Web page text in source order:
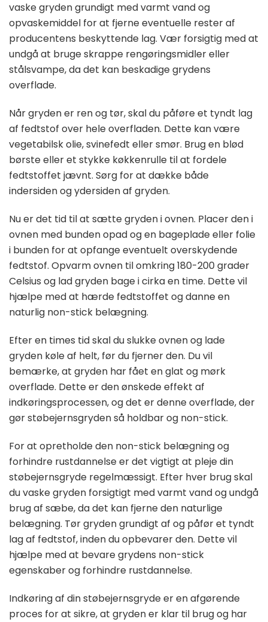
vaske gryden grundigt med varmt vand og
opvaskemiddel for at fjerne eventuelle rester af
producentens beskyttende lag. Vær forsigtig med at
undgå at bruge skrappe rengøringsmidler eller
stålsvampe, da det kan beskadige grydens
overflade.
Når gryden er ren og tør, skal du påføre et tyndt lag
af fedtstof over hele overfladen. Dette kan være
vegetabilsk olie, svinefedt eller smør. Brug en blød
børste eller et stykke køkkenrulle til at fordele
fedtstoffet jævnt. Sørg for at dække både
indersiden og ydersiden af gryden.
Nu er det tid til at sætte gryden i ovnen. Placer den i
ovnen med bunden opad og en bageplade eller folie
i bunden for at opfange eventuelt overskydende
fedtstof. Opvarm ovnen til omkring 180-200 grader
Celsius og lad gryden bage i cirka en time. Dette vil
hjælpe med at hærde fedtstoffet og danne en
naturlig non-stick belægning.
Efter en times tid skal du slukke ovnen og lade
gryden køle af helt, før du fjerner den. Du vil
bemærke, at gryden har fået en glat og mørk
overflade. Dette er den ønskede effekt af
indkøringsprocessen, og det er denne overflade, der
gør støbejernsgryden så holdbar og non-stick.
For at opretholde den non-stick belægning og
forhindre rustdannelse er det vigtigt at pleje din
støbejernsgryde regelmæssigt. Efter hver brug skal
du vaske gryden forsigtigt med varmt vand og undgå
brug af sæbe, da det kan fjerne den naturlige
belægning. Tør gryden grundigt af og påfør et tyndt
lag af fedtstof, inden du opbevarer den. Dette vil
hjælpe med at bevare grydens non-stick
egenskaber og forhindre rustdannelse.
Indkøring af din støbejernsgryde er en afgørende
proces for at sikre, at gryden er klar til brug og har